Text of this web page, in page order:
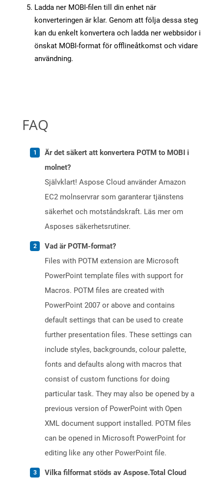
Ladda ner MOBI-filen till din enhet när
konverteringen är klar. Genom att följa dessa steg
kan du enkelt konvertera och ladda ner webbsidor i
önskat MOBI-format för offlineåtkomst och vidare
användning.
FAQ
Är det säkert att konvertera POTM to MOBI i
molnet?
Självklart! Aspose Cloud använder Amazon
EC2 molnservrar som garanterar tjänstens
säkerhet och motståndskraft. Läs mer om
Asposes säkerhetsrutiner.
Vad är POTM-format?
Files with POTM extension are Microsoft
PowerPoint template files with support for
Macros. POTM files are created with
PowerPoint 2007 or above and contains
default settings that can be used to create
further presentation files. These settings can
include styles, backgrounds, colour palette,
fonts and defaults along with macros that
consist of custom functions for doing
particular task. They may also be opened by a
previous version of PowerPoint with Open
XML document support installed. POTM files
can be opened in Microsoft PowerPoint for
editing like any other PowerPoint file.
Vilka filformat stöds av Aspose.Total Cloud